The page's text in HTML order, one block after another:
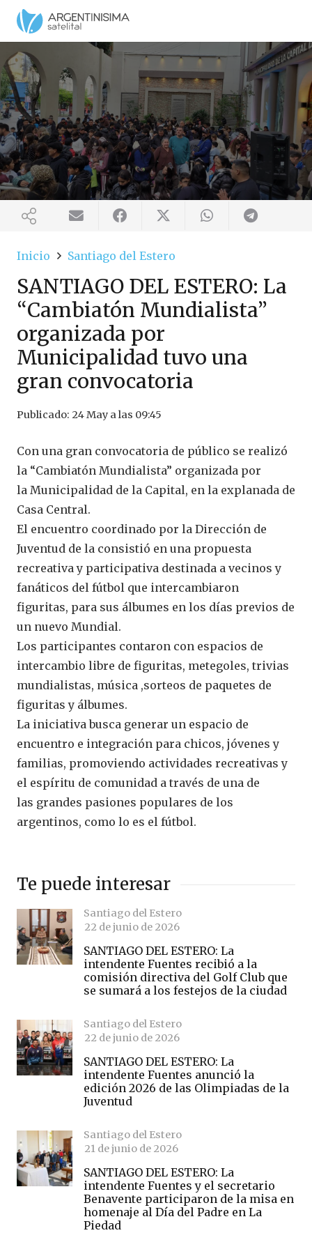
Inicio Santiago del Estero
SANTIAGO DEL ESTERO: La
“Cambiatón Mundialista”
organizada por
Municipalidad tuvo una
gran convocatoria
Publicado: 24 May a las 09:45
Con una gran convocatoria de público se realizó
la “Cambiatón Mundialista” organizada por
la Municipalidad de la Capital, en la explanada de
Casa Central.
El encuentro coordinado por la Dirección de
Juventud de la consistió en una propuesta
recreativa y participativa destinada a vecinos y
fanáticos del fútbol que intercambiaron
figuritas, para sus álbumes en los días previos de
un nuevo Mundial.
Los participantes contaron con espacios de
intercambio libre de figuritas, metegoles, trivias
mundialistas, música ,sorteos de paquetes de
figuritas y álbumes.
La iniciativa busca generar un espacio de
encuentro e integración para chicos, jóvenes y
familias, promoviendo actividades recreativas y
el espíritu de comunidad a través de una de
las grandes pasiones populares de los
argentinos, como lo es el fútbol.
Te puede interesar
Santiago del Estero
22 de junio de 2026
SANTIAGO DEL ESTERO: La
intendente Fuentes recibió a la
comisión directiva del Golf Club que
se sumará a los festejos de la ciudad
Santiago del Estero
22 de junio de 2026
SANTIAGO DEL ESTERO: La
intendente Fuentes anunció la
edición 2026 de las Olimpiadas de la
Juventud
Santiago del Estero
21 de junio de 2026
SANTIAGO DEL ESTERO: La
intendente Fuentes y el secretario
Benavente participaron de la misa en
homenaje al Día del Padre en La
Piedad